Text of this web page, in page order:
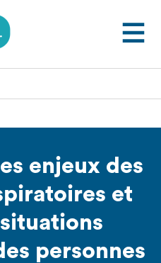
enjeux des
et
personnes